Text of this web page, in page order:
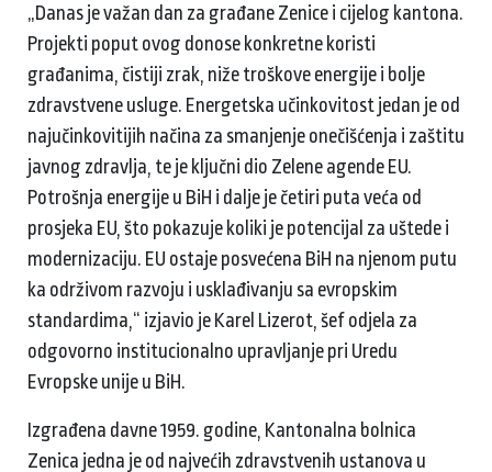
„Danas je važan dan za građane Zenice i cijelog kantona.
Projekti poput ovog donose konkretne koristi
građanima, čistiji zrak, niže troškove energije i bolje
zdravstvene usluge. Energetska učinkovitost jedan je od
najučinkovitijih načina za smanjenje onečišćenja i zaštitu
javnog zdravlja, te je ključni dio Zelene agende EU.
Potrošnja energije u BiH i dalje je četiri puta veća od
prosjeka EU, što pokazuje koliki je potencijal za uštede i
modernizaciju. EU ostaje posvećena BiH na njenom putu
ka održivom razvoju i usklađivanju sa evropskim
standardima,“ izjavio je Karel Lizerot, šef odjela za
odgovorno institucionalno upravljanje pri Uredu
Evropske unije u BiH.
Izgrađena davne 1959. godine, Kantonalna bolnica
Zenica jedna je od najvećih zdravstvenih ustanova u